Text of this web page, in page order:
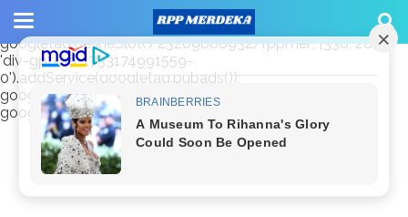
window.googletag = window.googletag || {cmd: []};
googletag.cmd.push(function() {
googletag.defineSlot('/23209888932/rppmer', [336, 280],
'div-gpt-ad-1733174991559-
0').addService(googletag.pubads());
googletag.pubads().enableSingleRequest();
googletag.enableServices(); });